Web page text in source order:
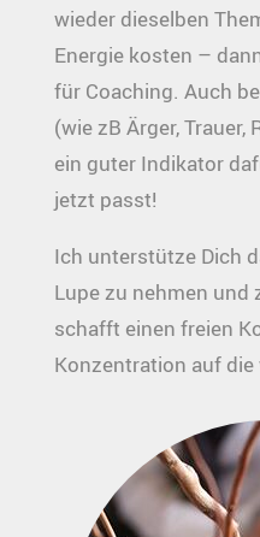
wieder dieselben
Energie kosten –
für Coaching. Auch
(wie zB Ärger,
ein guter Indikator
jetzt passt!
Ich unterstütze Dich
Lupe zu nehmen und
schafft einen freien
Konzentration auf